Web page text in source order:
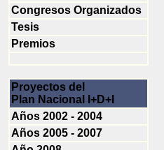
Congresos Organizados
Tesis
Premios
Proyectos del
Plan Nacional I+D+I
Años 2002 - 2004
Años 2005 - 2007